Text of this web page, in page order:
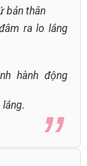
bản thân
ra lo lắng
hành động